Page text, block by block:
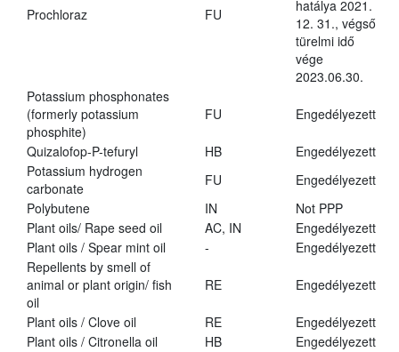
Prochloraz FU
hatálya 2021.
12. 31., végső
türelmi idő
vége
2023.06.30.
Potassium phosphonates
(formerly potassium
phosphite)
FU Engedélyezett
Quizalofop-P-tefuryl HB
Engedélyezett
Potassium hydrogen
carbonate
FU
Engedélyezett
Polybutene
IN
Not PPP
Plant oils/ Rape seed oil
AC, IN
Engedélyezett
Plant oils / Spear mint oil
-
Engedélyezett
Repellents by smell of
animal or plant origin/ fish
oil
RE Engedélyezett
Plant oils / Clove oil RE
Engedélyezett
Plant oils / Citronella oil
HB
Engedélyezett